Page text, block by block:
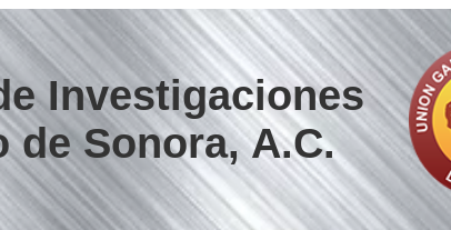
Investigaciones
de Sonora, A.C.